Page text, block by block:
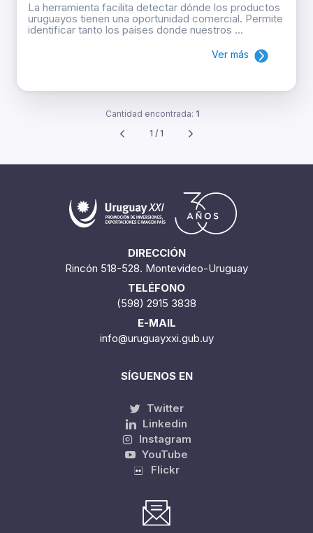
La herramienta facilita detectar dónde los productos
uruguayos tienen una oportunidad comercial. Permite
identificar tanto los países donde nuestros ...
Ver más
Cantidad encontrada: 1
1 / 1
DIRECCIÓN
Rincón 518-528. Montevideo-Uruguay
TELÉFONO
(598) 2915 3838
E-MAIL
info@uruguayxxi.gub.uy
SÍGUENOS EN
Twitter
Linkedin
Instagram
YouTube
Flickr